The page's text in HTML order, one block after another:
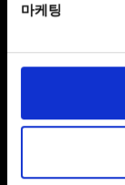
Find out more
일부 쿠키는 웹
관련 기술적 피
환경을 개선하
미디어를 통해
마케팅찾아보기